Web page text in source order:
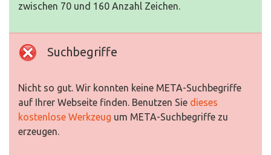
zwischen 70 und 160 Anzahl Zeichen.
Suchbegriffe
Nicht so gut. Wir konnten keine META-Suchbegriffe
auf Ihrer Webseite finden. Benutzen Sie dieses
kostenlose Werkzeug um META-Suchbegriffe zu
erzeugen.